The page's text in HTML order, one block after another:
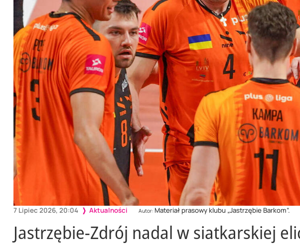
7 Lipiec 2026, 20:04 Aktualności Autor: Materiał prasowy klubu „Jastrzębie Barkom”.
Jastrzębie-Zdrój nadal w siatkarskiej